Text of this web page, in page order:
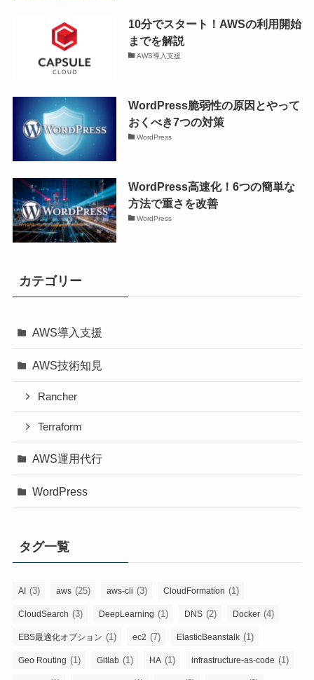
10分でスタート！AWSの利用開始
までを解説
AWS導入支援
WordPress脆弱性の原因とやって
おくべき7つの対策
WordPress
WordPress高速化！6つの簡単な
方法で重さを改善
WordPress
カテゴリー
AWS導入支援
AWS技術知見
Rancher
Terraform
AWS運用代行
WordPress
タグ一覧
AI (3) aws (25) aws-cli (3) CloudFormation (1)
CloudSearch (3) DeepLearning (1) DNS (2) Docker (4)
EBS最適化オプション (1) ec2 (7) ElasticBeanstalk (1)
Geo Routing (1) Gitlab (1) HA (1) infrastructure-as-code (1)